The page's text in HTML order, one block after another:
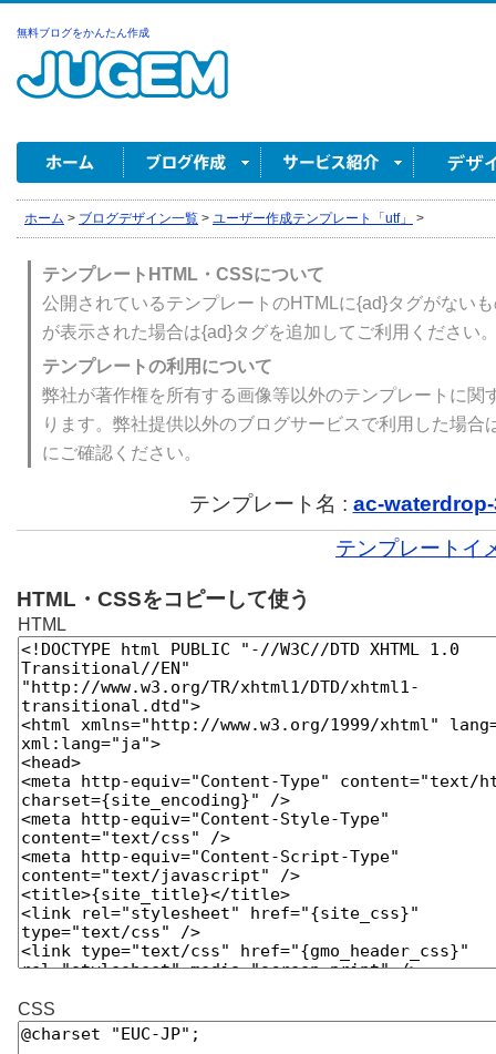
無料ブログをかんたん作成
ホーム > ブログデザイン一覧 > ユーザー作成テンプレート「utf」 >
テンプレートHTML・CSSについて
公開されているテンプレートのHTMLに{ad}タグがない
が表示された場合は{ad}タグを追加してご利用ください
テンプレートの利用について
弊社が著作権を所有する画像等以外のテンプレートに関
ります。弊社提供以外のブログサービスで利用した場合
にご確認ください。
テンプレート名 : ac-
テンプレートイ
HTML・CSSをコピーして使う
HTML
CSS